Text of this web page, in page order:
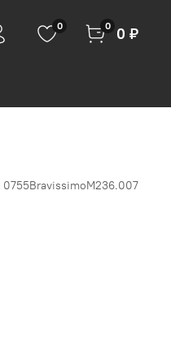
0 0 0 ₽
0755BravissimoM236.007